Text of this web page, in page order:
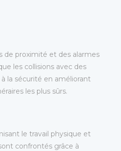
de proximité et des alarmes
les collisions avec des
la sécurité en améliorant
les plus sûrs.
le travail physique et
confrontés grâce à